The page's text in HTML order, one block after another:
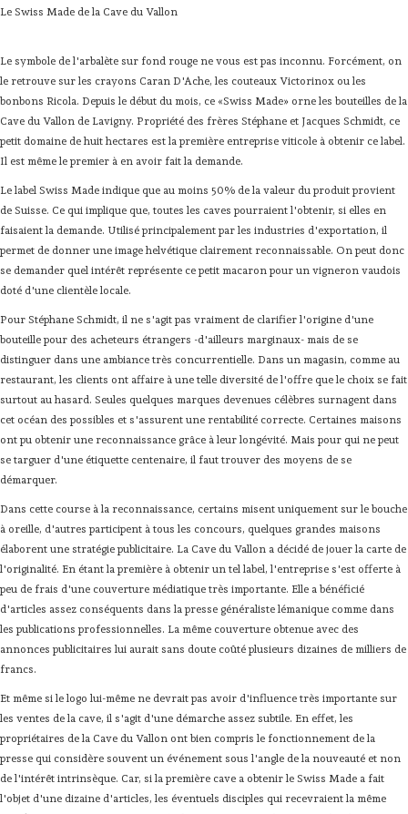
Le Swiss Made de la Cave du Vallon
Le symbole de l'arbalète sur fond rouge ne vous est pas inconnu. Forcément, on
le retrouve sur les crayons Caran D'Ache, les couteaux Victorinox ou les
bonbons Ricola. Depuis le début du mois, ce «Swiss Made» orne les bouteilles de la
Cave du Vallon de Lavigny. Propriété des frères Stéphane et Jacques Schmidt, ce
petit domaine de huit hectares est la première entreprise viticole à obtenir ce label.
Il est même le premier à en avoir fait la demande.
Le label Swiss Made indique que au moins 50% de la valeur du produit provient
de Suisse. Ce qui implique que, toutes les caves pourraient l'obtenir, si elles en
faisaient la demande. Utilisé principalement par les industries d'exportation, il
permet de donner une image helvétique clairement reconnaissable. On peut donc
se demander quel intérêt représente ce petit macaron pour un vigneron vaudois
doté d'une clientèle locale.
Pour Stéphane Schmidt, il ne s'agit pas vraiment de clarifier l'origine d'une
bouteille pour des acheteurs étrangers -d'ailleurs marginaux- mais de se
distinguer dans une ambiance très concurrentielle. Dans un magasin, comme au
restaurant, les clients ont affaire à une telle diversité de l'offre que le choix se fait
surtout au hasard. Seules quelques marques devenues célèbres surnagent dans
cet océan des possibles et s'assurent une rentabilité correcte. Certaines maisons
ont pu obtenir une reconnaissance grâce à leur longévité. Mais pour qui ne peut
se targuer d'une étiquette centenaire, il faut trouver des moyens de se
démarquer.
Dans cette course à la reconnaissance, certains misent uniquement sur le bouche
à oreille, d'autres participent à tous les concours, quelques grandes maisons
élaborent une stratégie publicitaire. La Cave du Vallon a décidé de jouer la carte de
l'originalité. En étant la première à obtenir un tel label, l'entreprise s'est offerte à
peu de frais d'une couverture médiatique très importante. Elle a bénéficié
d'articles assez conséquents dans la presse généraliste lémanique comme dans
les publications professionnelles. La même couverture obtenue avec des
annonces publicitaires lui aurait sans doute coûté plusieurs dizaines de milliers de
francs.
Et même si le logo lui-même ne devrait pas avoir d'influence très importante sur
les ventes de la cave, il s'agit d'une démarche assez subtile. En effet, les
propriétaires de la Cave du Vallon ont bien compris le fonctionnement de la
presse qui considère souvent un événement sous l'angle de la nouveauté et non
de l'intérêt intrinsèque. Car, si la première cave a obtenir le Swiss Made a fait
l'objet d'une dizaine d'articles, les éventuels disciples qui recevraient la même